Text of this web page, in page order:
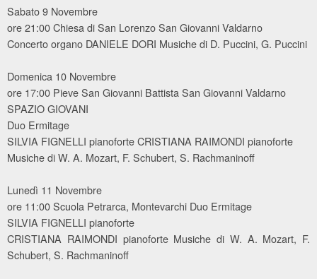
Sabato 9 Novembre
ore 21:00 Chiesa di San Lorenzo San Giovanni Valdarno
Concerto organo DANIELE DORI Musiche di D. Puccini, G. Puccini
Domenica 10 Novembre
ore 17:00 Pieve San Giovanni Battista San Giovanni Valdarno
SPAZIO GIOVANI
Duo Ermitage
SILVIA FIGNELLI pianoforte CRISTIANA RAIMONDI pianoforte
Musiche di W. A. Mozart, F. Schubert, S. Rachmaninoff
Lunedì 11 Novembre
ore 11:00 Scuola Petrarca, Montevarchi Duo Ermitage
SILVIA FIGNELLI pianoforte
CRISTIANA RAIMONDI pianoforte Musiche di W. A. Mozart, F.
Schubert, S. Rachmaninoff